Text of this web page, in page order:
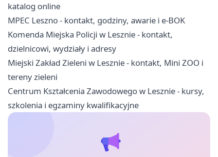
katalog online
MPEC Leszno - kontakt, godziny, awarie i e-BOK
Komenda Miejska Policji w Lesznie - kontakt,
dzielnicowi, wydziały i adresy
Miejski Zakład Zieleni w Lesznie - kontakt, Mini ZOO i
tereny zieleni
Centrum Kształcenia Zawodowego w Lesznie - kursy,
szkolenia i egzaminy kwalifikacyjne